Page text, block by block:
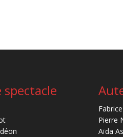
spectacle
Pierre
Aïda